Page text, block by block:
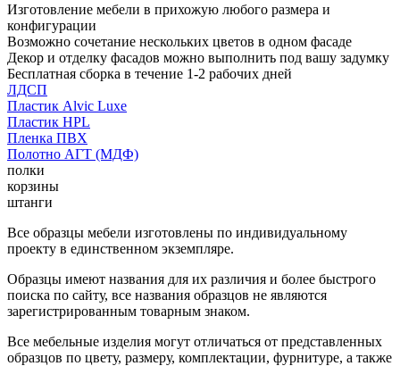
Изготовление мебели в прихожую любого размера и
конфигурации
Возможно сочетание нескольких цветов в одном фасаде
Декор и отделку фасадов можно выполнить под вашу задумку
Бесплатная сборка в течение 1-2 рабочих дней
ЛДСП
Пластик Alvic Luxe
Пластик HPL
Пленка ПВХ
Полотно АГТ (МДФ)
полки
корзины
штанги
Все образцы мебели изготовлены по индивидуальному
проекту в единственном экземпляре.
Образцы имеют названия для их различия и более быстрого
поиска по сайту, все названия образцов не являются
зарегистрированным товарным знаком.
Все мебельные изделия могут отличаться от представленных
образцов по цвету, размеру, комплектации, фурнитуре, а также